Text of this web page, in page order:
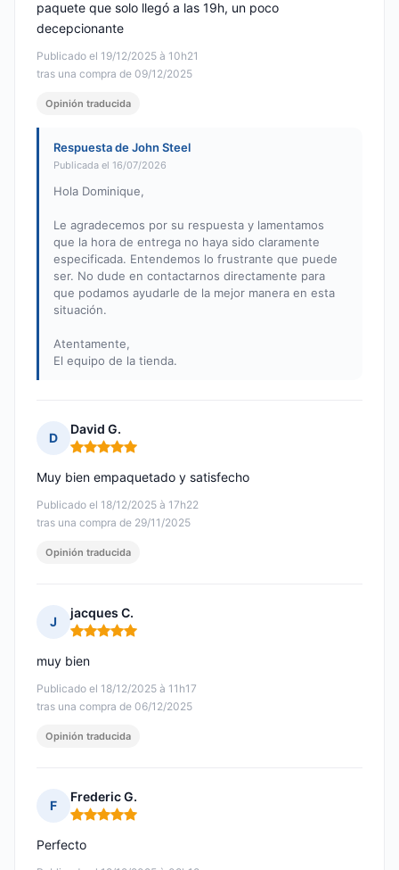
Publicado el 19/12/2025 à 10h21
tras una compra de 09/12/2025
paquete que solo llegó a las 19h, un poco
decepcionante
Opinión traducida
Respuesta de John Steel
Publicada el 16/07/2026
Hola Dominique,
Le agradecemos por su respuesta y lamentamos
que la hora de entrega no haya sido claramente
especificada. Entendemos lo frustrante que puede
ser. No dude en contactarnos directamente para
que podamos ayudarle de la mejor manera en esta
situación.
Atentamente,
El equipo de la tienda.
D
David G.
Nota: 5 de 5
Publicado el 18/12/2025 à 17h22
tras una compra de 29/11/2025
Muy bien empaquetado y satisfecho
Opinión traducida
J
jacques C.
Nota: 5 de 5
Publicado el 18/12/2025 à 11h17
tras una compra de 06/12/2025
muy bien
Opinión traducida
F
Frederic G.
Nota: 5 de 5
Perfecto